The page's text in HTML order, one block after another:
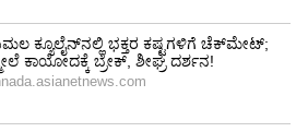
ಸೋಷಿಯಲ್
ಕಾರಣವಾಗಿದೆ.